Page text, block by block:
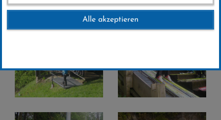
Alle akzeptieren